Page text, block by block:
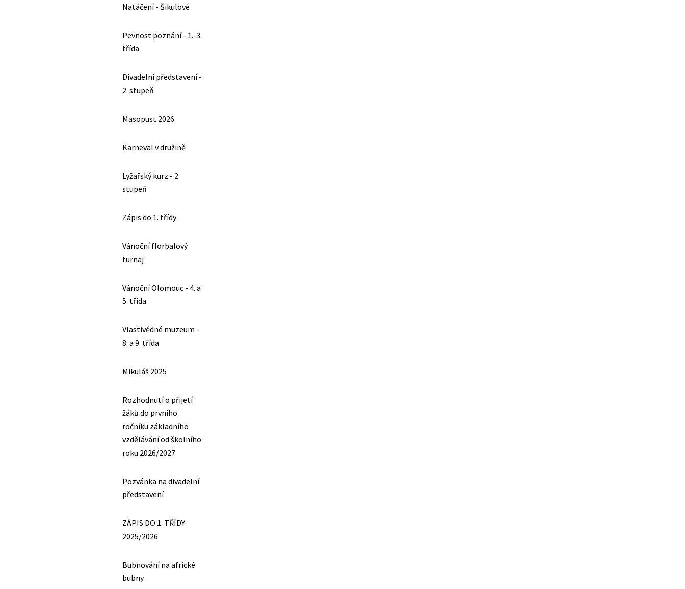
Natáčení - Šikulové
Pevnost poznání - 1.-3.
třída
Divadelní představení -
2. stupeň
Masopust 2026
Karneval v družině
Lyžařský kurz - 2.
stupeň
Zápis do 1. třídy
Vánoční florbalový
turnaj
Vánoční Olomouc - 4. a
5. třída
Vlastivědné muzeum -
8. a 9. třída
Mikuláš 2025
Rozhodnutí o přijetí
žáků do prvního
ročníku základního
vzdělávání od školního
roku 2026/2027
Pozvánka na divadelní
představení
ZÁPIS DO 1. TŘÍDY
2025/2026
Bubnování na africké
bubny